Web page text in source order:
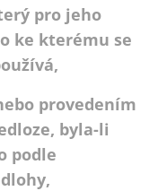
pro jeho
ke kterému se
provedením
byla-li
podle